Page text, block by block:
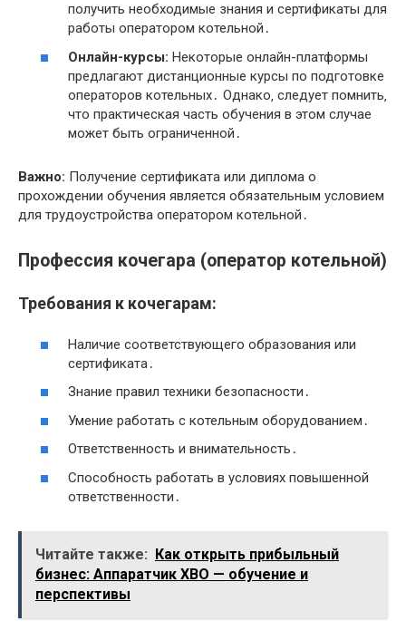
получить необходимые знания и сертификаты для
работы оператором котельной․
Онлайн-курсы: Некоторые онлайн-платформы
предлагают дистанционные курсы по подготовке
операторов котельных․ Однако‚ следует помнить‚
что практическая часть обучения в этом случае
может быть ограниченной․
Важно: Получение сертификата или диплома о
прохождении обучения является обязательным условием
для трудоустройства оператором котельной․
Профессия кочегара (оператор котельной)
Требования к кочегарам:
Наличие соответствующего образования или
сертификата․
Знание правил техники безопасности․
Умение работать с котельным оборудованием․
Ответственность и внимательность․
Способность работать в условиях повышенной
ответственности․
Читайте также: Как открыть прибыльный
бизнес: Аппаратчик ХВО — обучение и
перспективы